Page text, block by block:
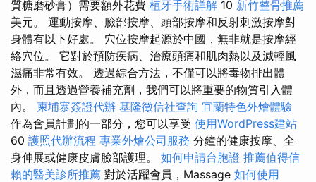
質糖磨砂膏）需要額外花費 植牙手術詳解 10 新竹整骨推薦
美元。 運動按摩、臉部按摩、頭部按摩和反射刺激按摩對
身體有以下好處。 穴位按摩起源於中國，無非就是按摩經
絡穴位。 它對於預防疾病、治療頭痛和肌肉熱以及減輕風
濕痛非常有效。 透過綜合方法，不僅可以將毒物排出體
外，而且透過營養補充劑，我們可以將重要的物質引入體
內。 柬埔寨簽證代辦 基隆徵信社查詢 宜蘭特色外燴體驗
作為會員計劃的一部分，您可以享受 使用WordPress建站
60 護照代辦流程 專業外燴公司服務 分鐘的健康按摩、全
身伸展或健康皮膚臉部護理。 如何申請台胞證 推薦值得信
賴的醫美診所推薦 對於活躍會員，Massage 如何使用